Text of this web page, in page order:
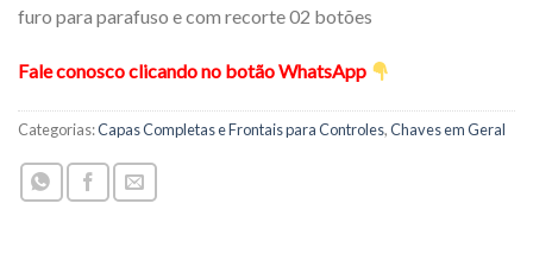
furo para parafuso e com recorte 02 botões
Fale conosco clicando no botão WhatsApp
Categorias:Capas Completas e Frontais para Controles,Chaves em Geral